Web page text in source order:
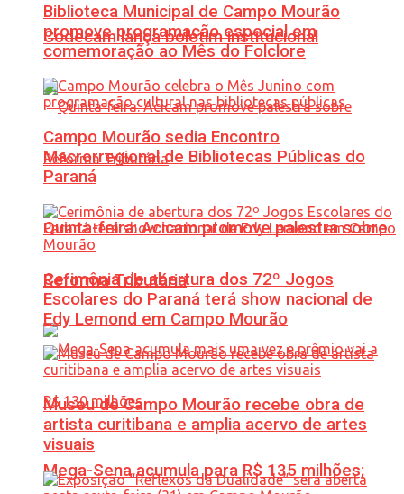
Codecam lança boletim institucional
Quinta-feira: Acicam promove palestra sobre
Reforma Tributária
Mega-Sena acumula para R$ 135 milhões;
Biblioteca Municipal de Campo Mourão
promove programação especial em
comemoração ao Mês do Folclore
Campo Mourão sedia Encontro
Macrorregional de Bibliotecas Públicas do
Paraná
Cerimônia de abertura dos 72º Jogos
Escolares do Paraná terá show nacional de
Edy Lemond em Campo Mourão
Museu de Campo Mourão recebe obra de
artista curitibana e amplia acervo de artes
visuais